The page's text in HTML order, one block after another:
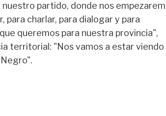
partido, donde nos
charlar, para dialogar y para
queremos para nuestra provincia",
territorial: "Nos vamos a estar viendo